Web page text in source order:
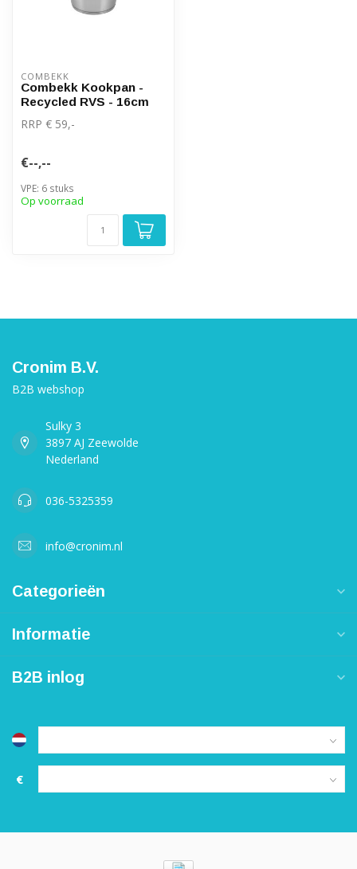
COMBEKK
Combekk Kookpan -
Recycled RVS - 16cm
RRP € 59,-
€--,--
VPE: 6 stuks
Op voorraad
Cronim B.V.
B2B webshop
Sulky 3
3897 AJ Zeewolde
Nederland
036-5325359
info@cronim.nl
Categorieën
Informatie
B2B inlog
€